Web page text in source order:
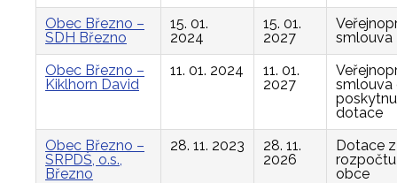
Obec Březno –
SDH Březno
15. 01.
2024
15. 01.
2027
smlouva
Obec Březno –
Kiklhorn David
11. 01. 2024
11. 01.
2027
smlouva
dotace
Obec Březno –
SRPDŠ, o.s.,
Březno
28. 11. 2023
28. 11.
2026
Dotace z
rozpočtu
obce